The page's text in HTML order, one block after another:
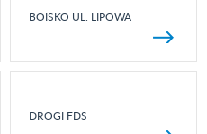
BOISKO UL. LIPOWA
DROGI FDS